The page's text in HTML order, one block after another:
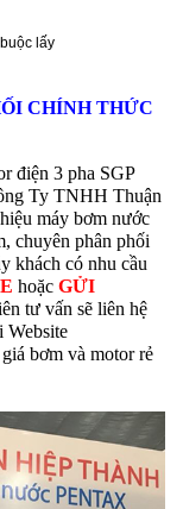
tháng
lấy
CHÍNH THỨC
điện 3 pha SGP
Ty TNHH Thuận
máy bơm nước
chuyên phân phối
khách có nhu cầu
hoặc GỬI
tư vấn sẽ liên hệ
Website
bơm và motor rẻ